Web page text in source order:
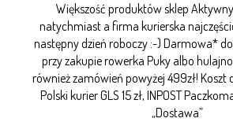
Większość produktów sklep
natychmiast a firma kurierska
następny dzień roboczy :-) Darmowa*
przy zakupie rowerka Puky albo
również zamówień powyżej 499zł! Koszt
Polski kurier GLS 15 zł, INPOST
„Dostawa”